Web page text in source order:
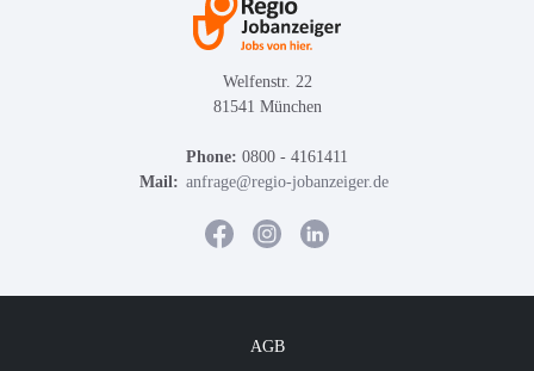
Welfenstr. 22
81541 München
Phone: 0800 - 4161411
Mail: anfrage@regio-jobanzeiger.de
AGB